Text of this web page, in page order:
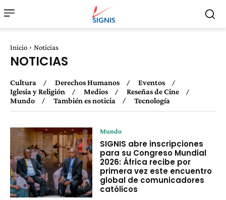
Inicio Noticias
NOTICIAS
Cultura Derechos Humanos
Eventos
Iglesia y Religión
Medios
Reseñas de Cine
Mundo
También es noticia Tecnología
Mundo
SIGNIS abre inscripciones
para su Congreso Mundial
2026: África recibe por
primera vez este encuentro
global de comunicadores
católicos